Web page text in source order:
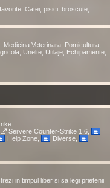
Catei, pisici, broscute,
Veterinara, Pomicultura,
Unelte, Utilaje, Echipamente,
Servere Counter-Strike 1.6,
Help Zone, Diverse,
in timpul liber si sa legi prietenii